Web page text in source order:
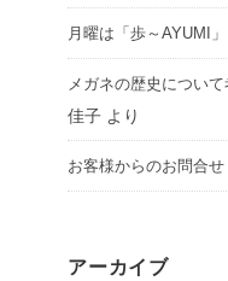
月曜は「歩～AYUMI
メガネの歴史につい
佳子 より
お客様からのお問合せ
アーカイブ